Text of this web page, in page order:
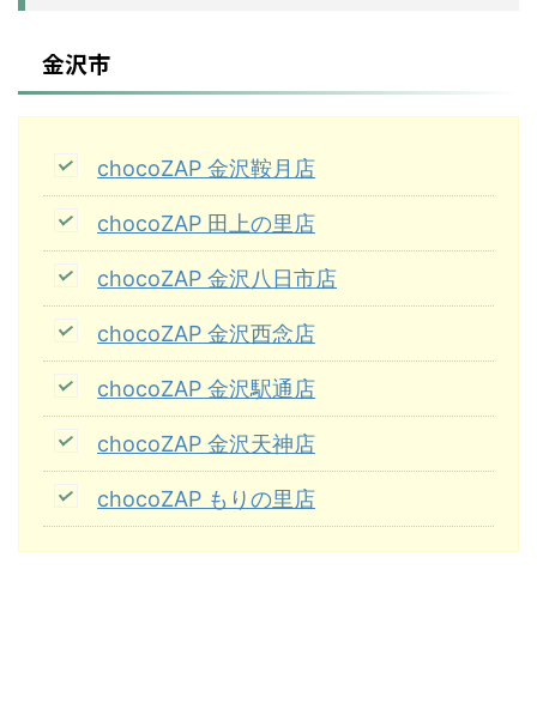
金沢市
chocoZAP 金沢鞍月店
chocoZAP 田上の里店
chocoZAP 金沢八日市店
chocoZAP 金沢西念店
chocoZAP 金沢駅通店
chocoZAP 金沢天神店
chocoZAP もりの里店